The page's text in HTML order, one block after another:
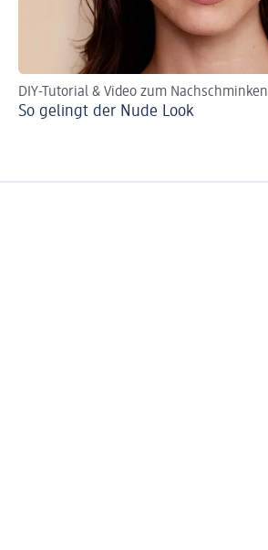
DIY-Tutorial & Video zum Nachschminken
So gelingt der Nude Look